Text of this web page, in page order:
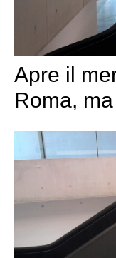
Apre il
Roma,